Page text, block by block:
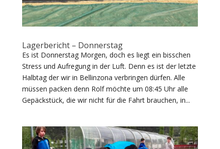
Lagerbericht – Donnerstag
Es ist Donnerstag Morgen, doch es liegt ein bisschen
Stress und Aufregung in der Luft. Denn es ist der letzte
Halbtag der wir in Bellinzona verbringen dürfen. Alle
müssen packen denn Rolf möchte um 08:45 Uhr alle
Gepäckstück, die wir nicht für die Fahrt brauchen, in...